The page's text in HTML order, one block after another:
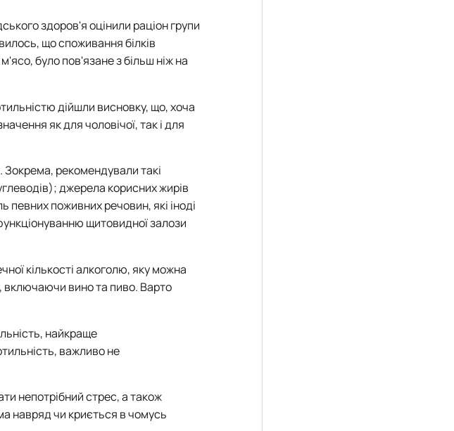
здоров'я оцінили раціон групи
що споживання білків
було пов'язане з більш ніж на
дійшли висновку, що, хоча
як для чоловічої, так і для
Зокрема, рекомендували такі
джерела корисних жирів
поживних речовин, які іноді
щитовидної залози
кількості алкоголю, яку можна
включаючи вино та пиво. Варто
найкраще
важливо не
непотрібний стрес, а також
навряд чи криється в чомусь